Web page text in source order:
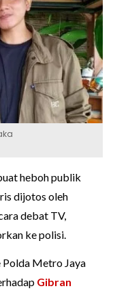
heboh publik
dijotos oleh
debat TV,
ke polisi.
Polda Metro Jaya
Gibran